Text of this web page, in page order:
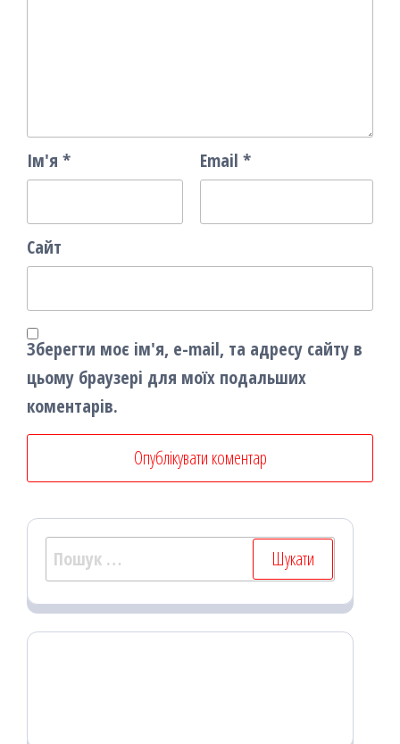
Ім'я * Email *
Сайт
Зберегти моє ім'я, e-mail, та адресу сайту в
цьому браузері для моїх подальших
коментарів.
Пошук: